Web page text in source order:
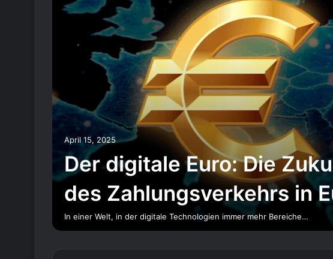
April 15, 2025
Der digitale Euro: Die
des Zahlungsverkehrs in
In einer Welt, in der digitale Technologien immer mehr Bereiche…